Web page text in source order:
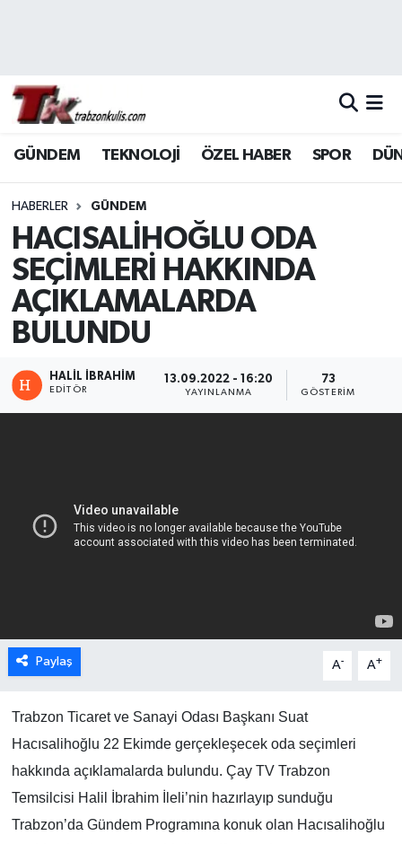
GÜNDEM TEKNOLOJİ ÖZEL HABER SPOR
HABERLER GÜNDEM
HACISALİHOĞLU ODA
SEÇİMLERİ HAKKINDA
AÇIKLAMALARDA
BULUNDU
HALİL İBRAHİM
EDITÖR
13.09.2022 - 16:20
YAYINLANMA
73
GÖSTERIM
Paylaş A- A+
Trabzon Ticaret ve Sanayi Odası Başkanı Suat
Hacısalihoğlu 22 Ekimde gerçekleşecek oda seçimleri
hakkında açıklamalarda bulundu. Çay TV Trabzon
Temsilcisi Halil İbrahim İleli’nin hazırlayıp sunduğu
Trabzon’da Gündem Programına konuk olan Hacısalihoğlu
Trabzon Hava Durumu
Trabzon Namaz Vakitleri
Trabzon Trafik Yoğunluk Haritası
Süper Lig Puan Durumu ve Fikstür
Tüm Manşetler
Son Dakika Haberleri
Haber Arşivi